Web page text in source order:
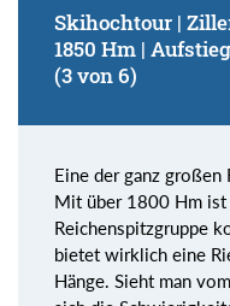
Skihochtour |
1850 Hm |
(3 von 6)
Eine der ganz großen
Mit über 1800 Hm
Reichenspitzgruppe
bietet wirklich eine
Hänge. Sieht man